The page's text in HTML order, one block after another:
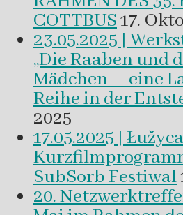
COTTBUS17.
23.05.2025 |
„Die Raaben und
Mädchen – eine
Reihe in der
2025
17.05.2025 |
SubSorb Festiwal
20.